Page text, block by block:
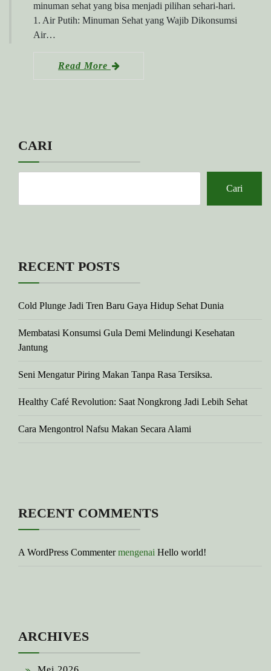
minuman sehat yang bisa menjadi pilihan sehari-hari.
1. Air Putih: Minuman Sehat yang Wajib Dikonsumsi
Air…
Read More
CARI
Cari
RECENT POSTS
Cold Plunge Jadi Tren Baru Gaya Hidup Sehat Dunia
Membatasi Konsumsi Gula Demi Melindungi Kesehatan
Jantung
Seni Mengatur Piring Makan Tanpa Rasa Tersiksa.
Healthy Café Revolution: Saat Nongkrong Jadi Lebih Sehat
Cara Mengontrol Nafsu Makan Secara Alami
RECENT COMMENTS
A WordPress Commentermengenai Hello world!
ARCHIVES